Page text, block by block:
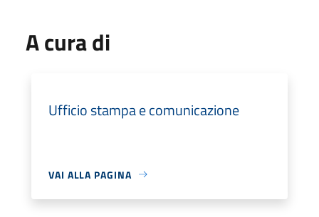
A cura di
Ufficio stampa e comunicazione
VAI ALLA PAGINA